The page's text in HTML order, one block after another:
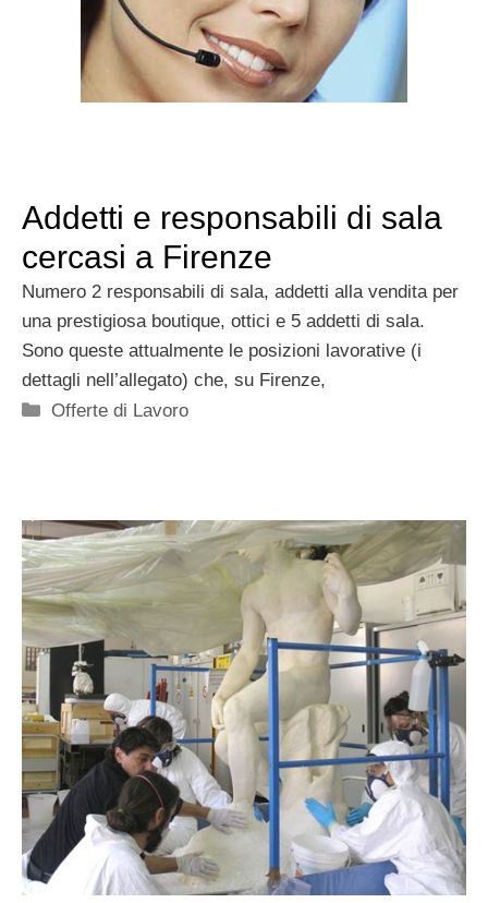
Addetti e responsabili di sala
cercasi a Firenze
Numero 2 responsabili di sala, addetti alla vendita per
una prestigiosa boutique, ottici e 5 addetti di sala.
Sono queste attualmente le posizioni lavorative (i
dettagli nell’allegato) che, su Firenze,
Categorie
Offerte di Lavoro